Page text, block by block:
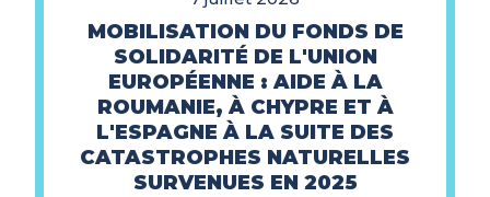
MOBILISATION DU FONDS DE
SOLIDARITÉ DE L'UNION
EUROPÉENNE : AIDE À LA
ROUMANIE, À CHYPRE ET À
L'ESPAGNE À LA SUITE DES
CATASTROPHES NATURELLES
SURVENUES EN 2025